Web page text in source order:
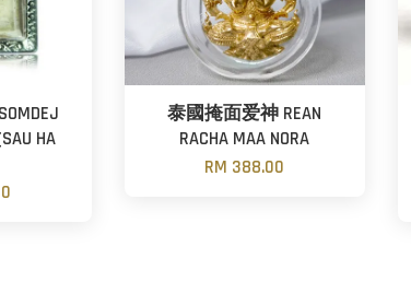
HA
泰國掩面爱神 REAN
RACHA MAA NORA
RM 388.00